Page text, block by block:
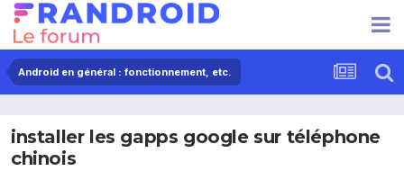
Android en général : fonctionnement, etc.
installer les gapps google sur téléphone
chinois